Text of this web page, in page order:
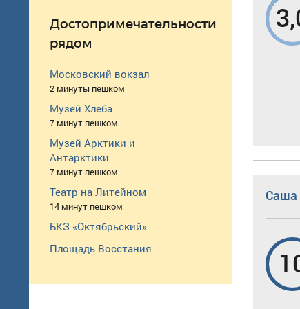
Достопримечательности
рядом
Московский вокзал
2 минуты пешком
Музей Хлеба
7 минут пешком
Музей Арктики и
Антарктики
7 минут пешком
Театр на Литейном
14 минут пешком
БКЗ «Октябрьский»
Площадь Восстания
Саша